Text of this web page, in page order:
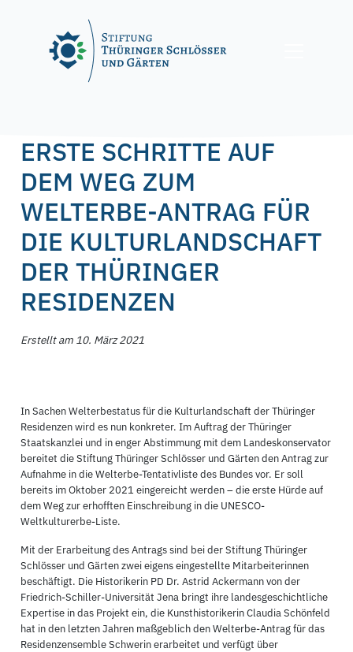
ERSTE SCHRITTE AUF
DEM WEG ZUM
WELTERBE-ANTRAG FÜR
DIE KULTURLANDSCHAFT
DER THÜRINGER
RESIDENZEN
Erstellt am 10. März 2021
In Sachen Welterbestatus für die Kulturlandschaft der Thüringer
Residenzen wird es nun konkreter. Im Auftrag der Thüringer
Staatskanzlei und in enger Abstimmung mit dem Landeskonservator
bereitet die Stiftung Thüringer Schlösser und Gärten den Antrag zur
Aufnahme in die Welterbe-Tentativliste des Bundes vor. Er soll
bereits im Oktober 2021 eingereicht werden – die erste Hürde auf
dem Weg zur erhofften Einschreibung in die UNESCO-
Weltkulturerbe-Liste.
Mit der Erarbeitung des Antrags sind bei der Stiftung Thüringer
Schlösser und Gärten zwei eigens eingestellte Mitarbeiterinnen
beschäftigt. Die Historikerin PD Dr. Astrid Ackermann von der
Friedrich-Schiller-Universität Jena bringt ihre landesgeschichtliche
Expertise in das Projekt ein, die Kunsthistorikerin Claudia Schönfeld
hat in den letzten Jahren maßgeblich den Welterbe-Antrag für das
Residenzensemble Schwerin erarbeitet und verfügt über